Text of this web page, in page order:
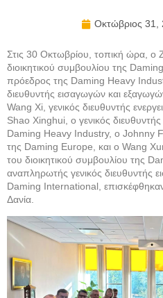
Οκτώβριος 31,
Στις 30 Οκτωβρίου, τοπική ώρα,
διοικητικού συμβουλίου της
πρόεδρος της Daming Heavy
διευθυντής εισαγωγών και
Wang Xi, γενικός διευθυντής
Shao Xinghui, ο γενικός
Daming Heavy Industry, ο Johnny
της Daming Europe, και ο Wang
του διοικητικού συμβουλίου της
αναπληρωτής γενικός διευθυντής
Daming International,
Δανία.